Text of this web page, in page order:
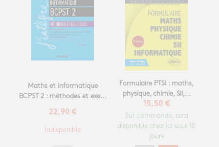
Maths et informatique
BCPST 2 : méthodes et exe...
22,90 €
Indisponible
Formulaire PTSI : maths,
physique, chimie, SII,...
15,50 €
Sur commande, sera
disponible chez ici sous 10
jours